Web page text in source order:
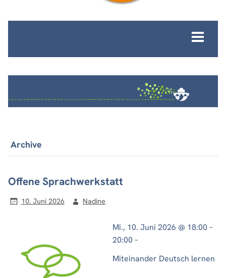
Archive
Offene Sprachwerkstatt
10. Juni 2026 Nadine
Mi., 10. Juni 2026 @ 18:00 –
20:00 –
Miteinander Deutsch lernen